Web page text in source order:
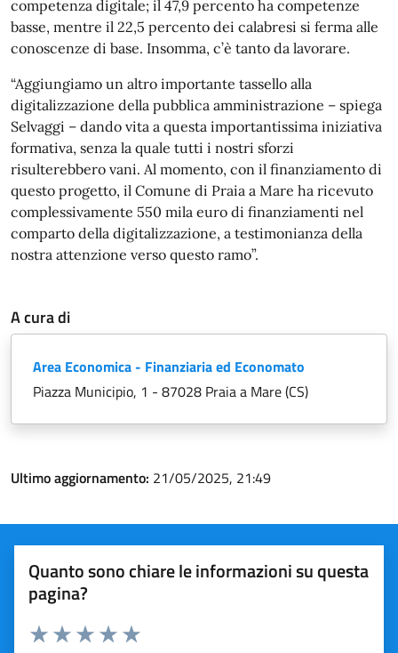
competenza digitale; il 47,9 percento ha competenze
basse, mentre il 22,5 percento dei calabresi si ferma alle
conoscenze di base. Insomma, c’è tanto da lavorare.
“Aggiungiamo un altro importante tassello alla
digitalizzazione della pubblica amministrazione – spiega
Selvaggi – dando vita a questa importantissima iniziativa
formativa, senza la quale tutti i nostri sforzi
risulterebbero vani. Al momento, con il finanziamento di
questo progetto, il Comune di Praia a Mare ha ricevuto
complessivamente 550 mila euro di finanziamenti nel
comparto della digitalizzazione, a testimonianza della
nostra attenzione verso questo ramo”.
A cura di
Area Economica - Finanziaria ed Economato
Piazza Municipio, 1 - 87028 Praia a Mare (CS)
Ultimo aggiornamento: 21/05/2025, 21:49
Quanto sono chiare le informazioni su questa
pagina?